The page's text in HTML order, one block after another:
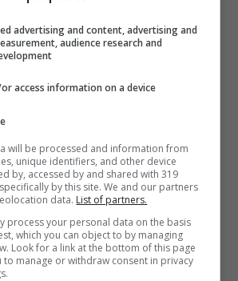
dato adito a tutti questi
che Greta sia
un burattino. Altra storia
la foto che circola nel
sarebbe accanto a dei
L’immagine è stata
nel web
come un incontra tra Greta e
è una bufala doppia
della foto non è Greta
advertising and content, advertising and
audience research and
access information on a device
will be processed and information from
unique identifiers, and other device
by, accessed by and shared with 319
by this site. We and our partners
data. List of partners.
process your personal data on the basis
which you can object to by managing
Look for a link at the bottom of this page
to manage or withdraw consent in privacy